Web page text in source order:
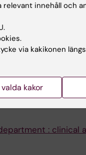
up study on
C
: clinical
innehåll och
via kakikonen
kakor